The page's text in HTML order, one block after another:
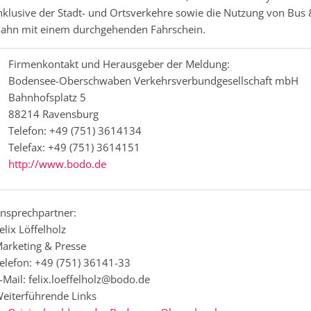
der Stadt- und Ortsverkehre sowie die Nutzung von Bus
mit einem durchgehenden Fahrschein.
Firmenkontakt und Herausgeber der Meldung:
Bodensee-Oberschwaben Verkehrsverbundgesellschaft mbH
Bahnhofsplatz 5
88214 Ravensburg
Telefon: +49 (751) 3614134
Telefax: +49 (751) 3614151
http://www.bodo.de
Löffelholz
& Presse
+49 (751) 36141-33
Mail: felix.loeffelholz@bodo.de
Links